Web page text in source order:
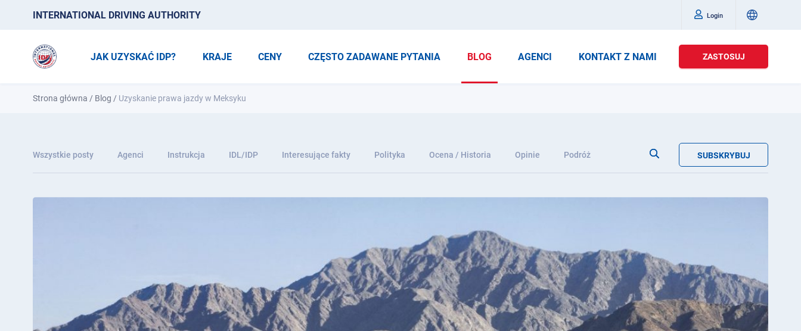
INTERNATIONAL DRIVING AUTHORITY Login
JAK UZYSKAĆ IDP? KRAJE CENY CZĘSTO ZADAWANE PYTANIA BLOG AGENCI KONTAKT Z NAMI ZASTOSUJ
Strona główna / Blog / Uzyskanie prawa jazdy w Meksyku
Wszystkie posty Agenci Instrukcja IDL/IDP Interesujące fakty Polityka Ocena / Historia Opinie Podróż SUBSKRYBUJ